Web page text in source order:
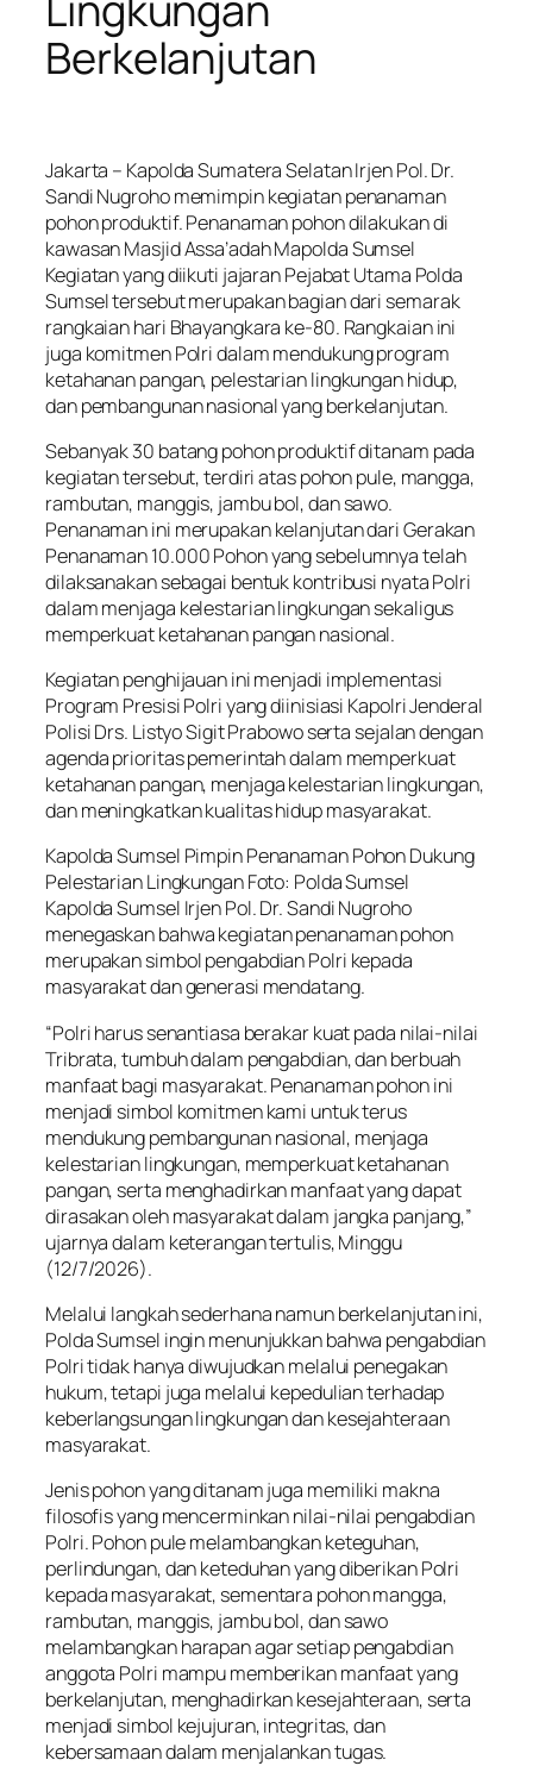
Berkelanjutan
Jakarta – Kapolda Sumatera Selatan Irjen Pol. Dr.
Sandi Nugroho memimpin kegiatan penanaman
pohon produktif. Penanaman pohon dilakukan di
kawasan Masjid Assa’adah Mapolda Sumsel
Kegiatan yang diikuti jajaran Pejabat Utama Polda
Sumsel tersebut merupakan bagian dari semarak
rangkaian hari Bhayangkara ke-80. Rangkaian ini
juga komitmen Polri dalam mendukung program
ketahanan pangan, pelestarian lingkungan hidup,
dan pembangunan nasional yang berkelanjutan.
Sebanyak 30 batang pohon produktif ditanam pada
kegiatan tersebut, terdiri atas pohon pule, mangga,
rambutan, manggis, jambu bol, dan sawo.
Penanaman ini merupakan kelanjutan dari Gerakan
Penanaman 10.000 Pohon yang sebelumnya telah
dilaksanakan sebagai bentuk kontribusi nyata Polri
dalam menjaga kelestarian lingkungan sekaligus
memperkuat ketahanan pangan nasional.
Kegiatan penghijauan ini menjadi implementasi
Program Presisi Polri yang diinisiasi Kapolri Jenderal
Polisi Drs. Listyo Sigit Prabowo serta sejalan dengan
agenda prioritas pemerintah dalam memperkuat
ketahanan pangan, menjaga kelestarian lingkungan,
dan meningkatkan kualitas hidup masyarakat.
Kapolda Sumsel Pimpin Penanaman Pohon Dukung
Pelestarian Lingkungan Foto: Polda Sumsel
Kapolda Sumsel Irjen Pol. Dr. Sandi Nugroho
menegaskan bahwa kegiatan penanaman pohon
merupakan simbol pengabdian Polri kepada
masyarakat dan generasi mendatang.
“Polri harus senantiasa berakar kuat pada nilai-nilai
Tribrata, tumbuh dalam pengabdian, dan berbuah
manfaat bagi masyarakat. Penanaman pohon ini
menjadi simbol komitmen kami untuk terus
mendukung pembangunan nasional, menjaga
kelestarian lingkungan, memperkuat ketahanan
pangan, serta menghadirkan manfaat yang dapat
dirasakan oleh masyarakat dalam jangka panjang,”
ujarnya dalam keterangan tertulis, Minggu
(12/7/2026).
Melalui langkah sederhana namun berkelanjutan ini,
Polda Sumsel ingin menunjukkan bahwa pengabdian
Polri tidak hanya diwujudkan melalui penegakan
hukum, tetapi juga melalui kepedulian terhadap
keberlangsungan lingkungan dan kesejahteraan
masyarakat.
Jenis pohon yang ditanam juga memiliki makna
filosofis yang mencerminkan nilai-nilai pengabdian
Polri. Pohon pule melambangkan keteguhan,
perlindungan, dan keteduhan yang diberikan Polri
kepada masyarakat, sementara pohon mangga,
rambutan, manggis, jambu bol, dan sawo
melambangkan harapan agar setiap pengabdian
anggota Polri mampu memberikan manfaat yang
berkelanjutan, menghadirkan kesejahteraan, serta
menjadi simbol kejujuran, integritas, dan
kebersamaan dalam menjalankan tugas.